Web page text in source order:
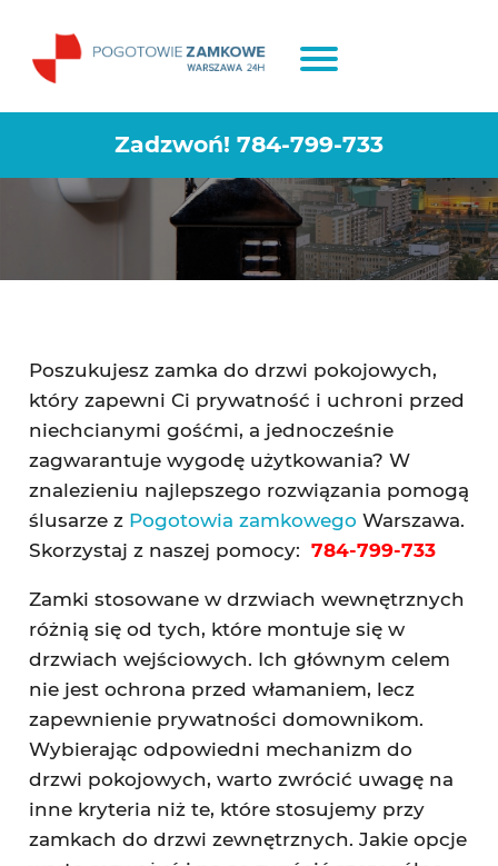
Zadzwoń! 784-799-733
Zamek do drzwi pokojowych – jaki
wybrać
Poszukujesz zamka do drzwi pokojowych,
który zapewni Ci prywatność i uchroni przed
niechcianymi gośćmi, a jednocześnie
zagwarantuje wygodę użytkowania? W
znalezieniu najlepszego rozwiązania pomogą
ślusarze z Pogotowia zamkowego Warszawa.
Skorzystaj z naszej pomocy: 784-799-733
Zamki stosowane w drzwiach wewnętrznych
różnią się od tych, które montuje się w
drzwiach wejściowych. Ich głównym celem
nie jest ochrona przed włamaniem, lecz
zapewnienie prywatności domownikom.
Wybierając odpowiedni mechanizm do
drzwi pokojowych, warto zwrócić uwagę na
inne kryteria niż te, które stosujemy przy
zamkach do drzwi zewnętrznych. Jakie opcje